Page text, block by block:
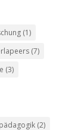
(1)
(7)
(3)
(2)